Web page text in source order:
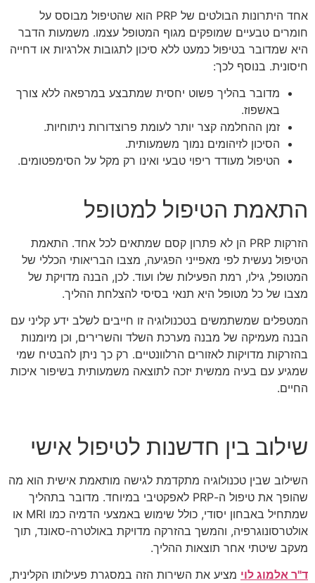
אחד היתרונות הבולטים של PRP הוא שהטיפול מבוסס על
חומרים טבעיים שמופקים מגוף המטופל עצמו. משמעות הדבר
היא שמדובר בטיפול כמעט ללא סיכון לתגובות אלרגיות או דחייה
חיסונית. בנוסף לכך:
מדובר בהליך פשוט יחסית שמתבצע במרפאה ללא צורך
באשפוז.
זמן ההחלמה קצר יותר לעומת פרוצדורות ניתוחיות.
הסיכון לזיהומים נמוך משמעותית.
הטיפול מעודד ריפוי טבעי ואינו רק מקל על הסימפטומים.
התאמת הטיפול למטופל
הזרקות PRP הן לא פתרון קסם שמתאים לכל אחד. התאמת
הטיפול נעשית לפי מאפייני הפגיעה, מצבו הבריאותי הכללי של
המטופל, גילו, רמת הפעילות שלו ועוד. לכן, הבנה מדויקת של
מצבו של כל מטופל היא תנאי בסיסי להצלחת ההליך.
המטפלים שמשתמשים בטכנולוגיה זו חייבים לשלב ידע קליני עם
הבנה מעמיקה של מבנה מערכת השלד והשרירים, וכן מיומנות
בהזרקות מדויקות לאזורים הרלוונטיים. רק כך ניתן להבטיח שמי
שמגיע עם בעיה ממשית יזכה לתוצאה משמעותית בשיפור איכות
החיים.
שילוב בין חדשנות לטיפול אישי
השילוב שבין טכנולוגיה מתקדמת לגישה מותאמת אישית הוא מה
שהופך את טיפול ה-PRP לאפקטיבי במיוחד. מדובר בתהליך
שמתחיל באבחון יסודי, כולל שימוש באמצעי הדמיה כמו MRI או
אולטרסונוגרפיה, והמשך בהזרקה מדויקת באולטרה-סאונד, תוך
מעקב שיטתי אחר תוצאות ההליך.
ד"ר אלמוג לוי מציע את השירות הזה במסגרת פעילותו הקלינית,